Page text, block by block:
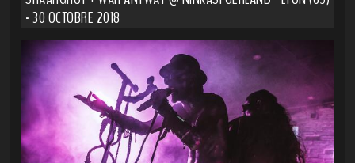
- 30 OCTOBRE 2018